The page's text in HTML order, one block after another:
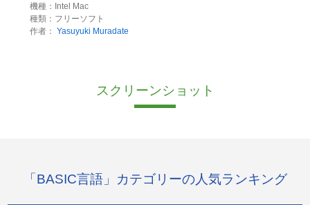
機種：Intel Mac
種類：フリーソフト
作者： Yasuyuki Muradate
スクリーンショット
「BASIC言語」カテゴリーの人気ランキング